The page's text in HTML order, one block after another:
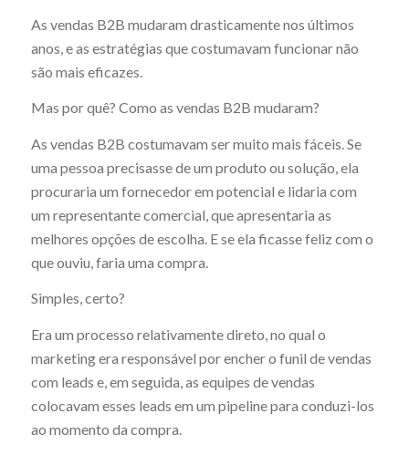
As vendas B2B mudaram drasticamente nos últimos
anos, e as estratégias que costumavam funcionar não
são mais eficazes.
Mas por quê? Como as vendas B2B mudaram?
As vendas B2B costumavam ser muito mais fáceis. Se
uma pessoa precisasse de um produto ou solução, ela
procuraria um fornecedor em potencial e lidaria com
um representante comercial, que apresentaria as
melhores opções de escolha. E se ela ficasse feliz com o
que ouviu, faria uma compra.
Simples, certo?
Era um processo relativamente direto, no qual o
marketing era responsável por encher o funil de vendas
com leads e, em seguida, as equipes de vendas
colocavam esses leads em um pipeline para conduzi-los
ao momento da compra.